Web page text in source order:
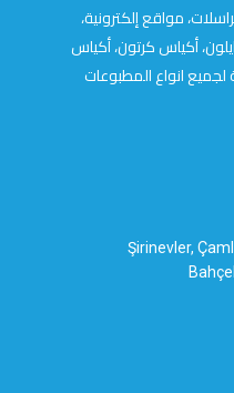
مواقع إلكترونية،
أكياس كرتون، أكياس
لجميع انواع المطبوعات
Şirinevler,